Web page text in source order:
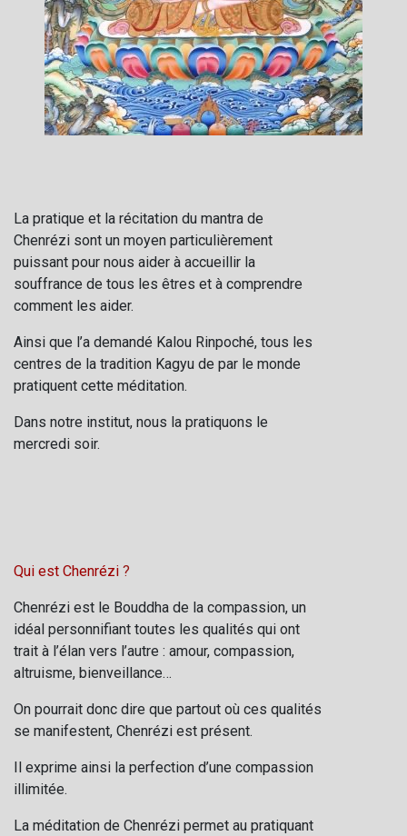
La pratique et la récitation du mantra de
Chenrézi sont un moyen particulièrement
puissant pour nous aider à accueillir la
souffrance de tous les êtres et à comprendre
comment les aider.
Ainsi que l’a demandé Kalou Rinpoché, tous les
centres de la tradition Kagyu de par le monde
pratiquent cette méditation.
Dans notre institut, nous la pratiquons le
mercredi soir.
Qui est Chenrézi ?
Chenrézi est le Bouddha de la compassion, un
idéal personnifiant toutes les qualités qui ont
trait à l’élan vers l’autre : amour, compassion,
altruisme, bienveillance…
On pourrait donc dire que partout où ces qualités
se manifestent, Chenrézi est présent.
Il exprime ainsi la perfection d’une compassion
illimitée.
La méditation de Chenrézi permet au pratiquant